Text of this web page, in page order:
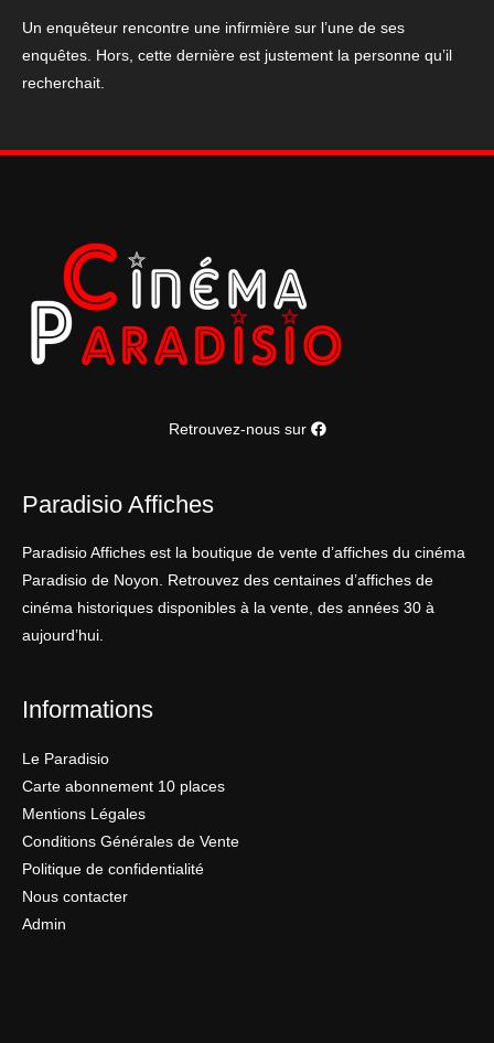
et
l'Amour"
Un enquêteur rencontre une infirmière sur l’une de ses
enquêtes. Hors, cette dernière est justement la personne qu’il
recherchait.
Retrouvez-nous sur
Paradisio Affiches
Paradisio Affiches est la boutique de vente d’affiches du cinéma
Paradisio de Noyon. Retrouvez des centaines d’affiches de
cinéma historiques disponibles à la vente, des années 30 à
aujourd’hui.
Informations
Le Paradisio
Carte abonnement 10 places
Mentions Légales
Conditions Générales de Vente
Politique de confidentialité
Nous contacter
Admin